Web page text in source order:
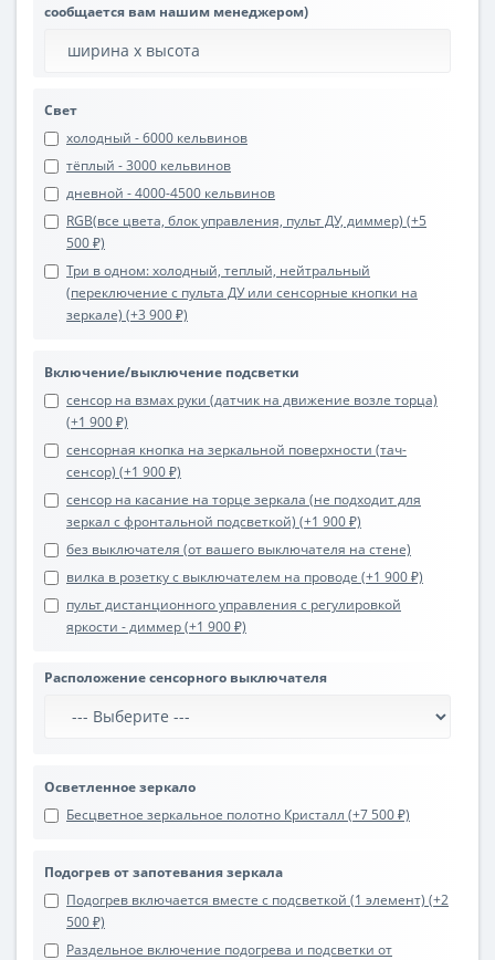
сообщается вам нашим менеджером)
Свет
холодный - 6000 кельвинов
тёплый - 3000 кельвинов
дневной - 4000-4500 кельвинов
RGB(все цвета, блок управления, пульт ДУ, диммер) (+5
500 ₽)
Три в одном: холодный, теплый, нейтральный
(переключение с пульта ДУ или сенсорные кнопки на
зеркале) (+3 900 ₽)
Включение/выключение подсветки
сенсор на взмах руки (датчик на движение возле торца)
(+1 900 ₽)
сенсорная кнопка на зеркальной поверхности (тач-
сенсор) (+1 900 ₽)
сенсор на касание на торце зеркала (не подходит для
зеркал с фронтальной подсветкой) (+1 900 ₽)
без выключателя (от вашего выключателя на стене)
вилка в розетку с выключателем на проводе (+1 900 ₽)
пульт дистанционного управления с регулировкой
яркости - диммер (+1 900 ₽)
Расположение сенсорного выключателя
Осветленное зеркало
Бесцветное зеркальное полотно Кристалл (+7 500 ₽)
Подогрев от запотевания зеркала
Подогрев включается вместе с подсветкой (1 элемент) (+2
500 ₽)
Раздельное включение подогрева и подсветки от